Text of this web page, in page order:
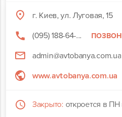
г. Киев, ул. Луговая, 15
(095) 188-64-...
admin@avtobanya.com.ua
www.avtobanya.com.ua
Закрыто: откроется в